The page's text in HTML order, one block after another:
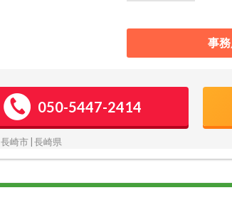
事
050-5447-2414
長崎市 | 長崎県